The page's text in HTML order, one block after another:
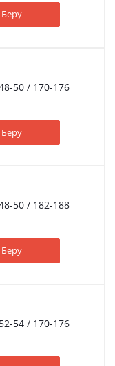
Беру
50 / 170-176
Беру
50 / 182-188
Беру
54 / 170-176